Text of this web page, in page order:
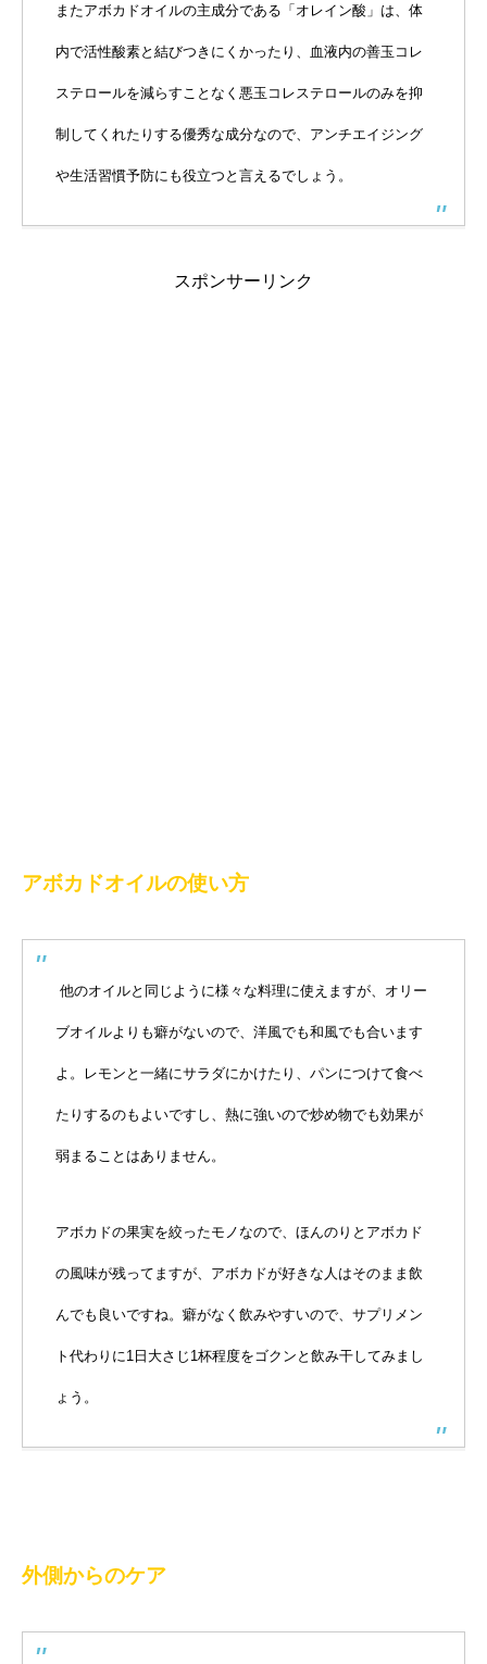
またアボカドオイルの主成分である「オレイン酸」は、体
内で活性酸素と結びつきにくかったり、血液内の善玉コレ
ステロールを減らすことなく悪玉コレステロールのみを抑
制してくれたりする優秀な成分なので、アンチエイジング
や生活習慣予防にも役立つと言えるでしょう。
スポンサーリンク
アボカドオイルの使い方
他のオイルと同じように様々な料理に使えますが、オリー
ブオイルよりも癖がないので、洋風でも和風でも合います
よ。レモンと一緒にサラダにかけたり、パンにつけて食べ
たりするのもよいですし、熱に強いので炒め物でも効果が
弱まることはありません。
アボカドの果実を絞ったモノなので、ほんのりとアボカド
の風味が残ってますが、アボカドが好きな人はそのまま飲
んでも良いですね。癖がなく飲みやすいので、サプリメン
ト代わりに1日大さじ1杯程度をゴクンと飲み干してみまし
ょう。
外側からのケア